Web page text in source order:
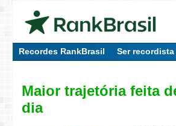
Recordes RankBrasil Ser recordista
Maior trajetória feita
dia